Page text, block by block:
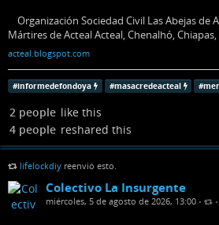
Organización Sociedad Civil Las Abejas de
Mártires de Acteal Acteal, Chenalhó, Chiapas,
acteal.blogspot.com
#informedefondoya #masacredeacteal #
2 people like this
4 people reshared this
lifelockdiy reenvió esto.
Colectivo La Insurgente
miércoles, 5 de agosto de 2026, 13:00 • •